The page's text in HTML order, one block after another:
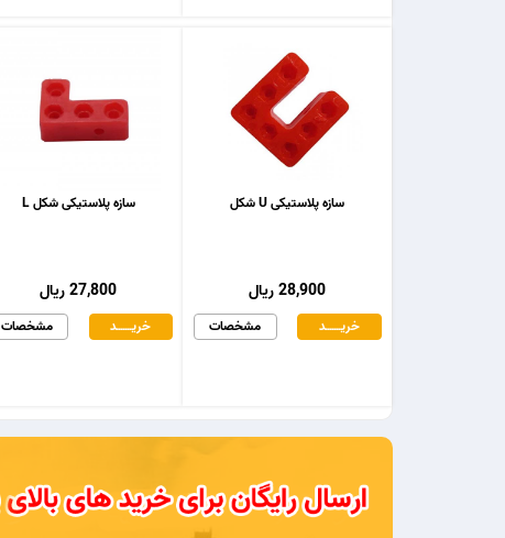
سازه پلاستیکی شکل L
27,800 ریال
مشخصات خریـــــــد
سازه پلاستیکی U شکل
28,900 ریال
مشخصات خریـــــــد